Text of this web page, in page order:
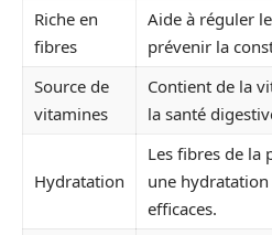
Riche en
fibres
Aide à réguler
prévenir la
Source de
vitamines
Contient de la
la santé
Hydratation
Les fibres de la
une
efficaces.